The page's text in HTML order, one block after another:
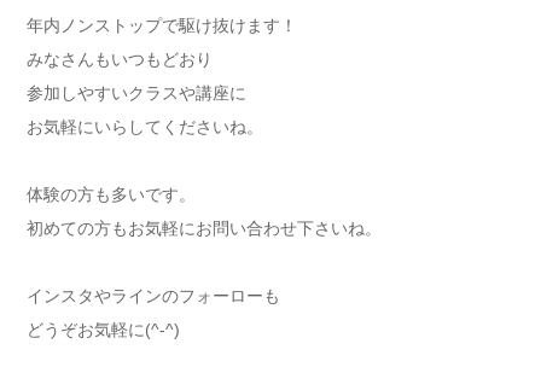
年内ノンストップで駆け抜けます！
みなさんもいつもどおり
参加しやすいクラスや講座に
お気軽にいらしてくださいね。
体験の方も多いです。
初めての方もお気軽にお問い合わせ下さいね。
インスタやラインのフォーローも
どうぞお気軽に(^-^)